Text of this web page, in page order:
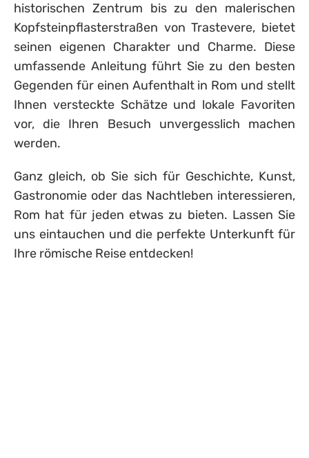
historischen Zentrum bis zu den malerischen
Kopfsteinpflasterstraßen von Trastevere, bietet
seinen eigenen Charakter und Charme. Diese
umfassende Anleitung führt Sie zu den besten
Gegenden für einen Aufenthalt in Rom und stellt
Ihnen versteckte Schätze und lokale Favoriten
vor, die Ihren Besuch unvergesslich machen
werden.
Ganz gleich, ob Sie sich für Geschichte, Kunst,
Gastronomie oder das Nachtleben interessieren,
Rom hat für jeden etwas zu bieten. Lassen Sie
uns eintauchen und die perfekte Unterkunft für
Ihre römische Reise entdecken!